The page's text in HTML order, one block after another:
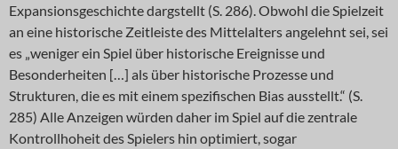
Expansionsgeschichte dargstellt (S. 286). Obwohl die Spielzeit
an eine historische Zeitleiste des Mittelalters angelehnt sei, sei
es „weniger ein Spiel über historische Ereignisse und
Besonderheiten […] als über historische Prozesse und
Strukturen, die es mit einem spezifischen Bias ausstellt.“ (S.
285) Alle Anzeigen würden daher im Spiel auf die zentrale
Kontrollhoheit des Spielers hin optimiert, sogar